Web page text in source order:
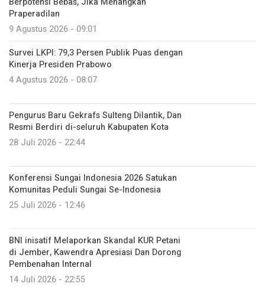
Praperadilan
9 Agustus 2026 - 09:01
Survei LKPI: 79,3 Persen Publik Puas dengan
Kinerja Presiden Prabowo
4 Agustus 2026 - 08:07
Pengurus Baru Gekrafs Sulteng Dilantik, Dan
Resmi Berdiri di-seluruh Kabupaten Kota
28 Juli 2026 - 22:44
Konferensi Sungai Indonesia 2026 Satukan
Komunitas Peduli Sungai Se-Indonesia
25 Juli 2026 - 12:46
BNI inisatif Melaporkan Skandal KUR Petani
di Jember, Kawendra Apresiasi Dan Dorong
Pembenahan Internal
14 Juli 2026 - 22:55